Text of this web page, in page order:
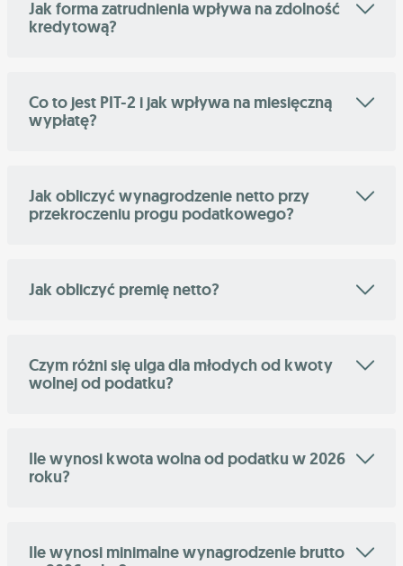
Jak forma zatrudnienia wpływa na zdolność
kredytową?
Co to jest PIT-2 i jak wpływa na miesięczną
wypłatę?
Jak obliczyć wynagrodzenie netto przy
przekroczeniu progu podatkowego?
Jak obliczyć premię netto?
Czym różni się ulga dla młodych od kwoty
wolnej od podatku?
Ile wynosi kwota wolna od podatku w 2026
roku?
Ile wynosi minimalne wynagrodzenie brutto